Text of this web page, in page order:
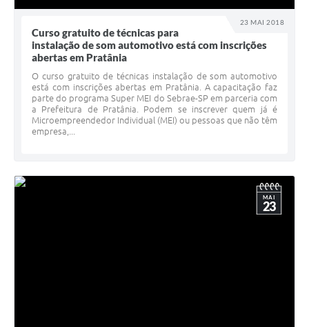
23 MAI 2018
Curso gratuito de técnicas para
instalação de som automotivo está com inscrições
abertas em Pratânia
O curso gratuito de técnicas instalação de som automotivo
está com inscrições abertas em Pratânia. A capacitação faz
parte do programa Super MEI do Sebrae-SP em parceria com
a Prefeitura de Pratânia. Podem se inscrever quem já é
Microempreendedor Individual (MEI) ou pessoas que não têm
empresa,...
MAI
23